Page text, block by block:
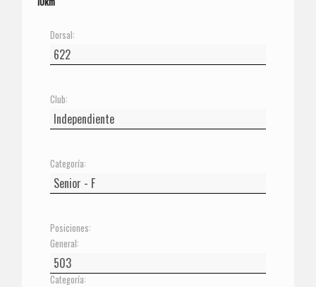
Dorsal:
Club:
Categoría:
Posiciones:
General:
Categoría: